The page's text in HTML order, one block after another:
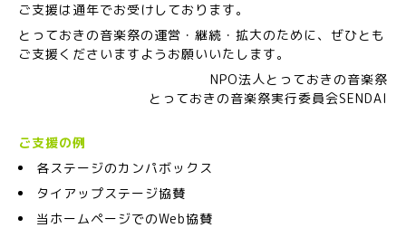
ご支援は通年でお受けしております。
とっておきの音楽祭の運営・継続・拡大のために、ぜひとも
ご支援くださいますようお願いいたします。
NPO法人とっておきの音楽祭
とっておきの音楽祭実行委員会SENDAI
ご支援の例
各ステージのカンパボックス
タイアップステージ協賛
当ホームページでのWeb協賛